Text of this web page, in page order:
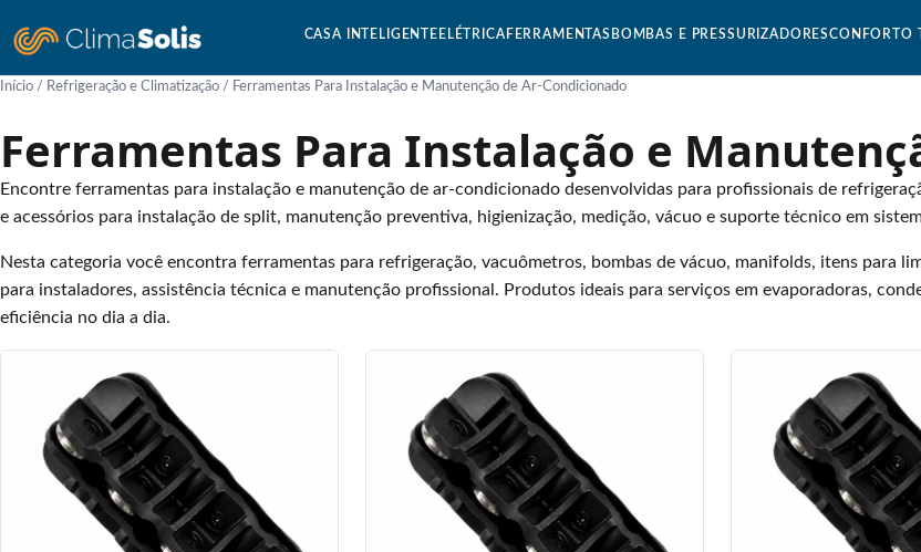
CASA INTELIGENTE ELÉTRICA FERRAMENTAS BOMBAS E PRESSURIZADORESCONFORTO
Início / Refrigeração e Climatização / Ferramentas Para Instalação e Manutenção de Ar-Condicionado
Ferramentas Para Instalação e
Encontre ferramentas para instalação e manutenção de ar-condicionado desenvolvidas para profissionais de
e acessórios para instalação de split, manutenção preventiva, higienização, medição, vácuo e suporte técnico em
Nesta categoria você encontra ferramentas para refrigeração, vacuômetros, bombas de vácuo, manifolds, itens para
para instaladores, assistência técnica e manutenção profissional. Produtos ideais para serviços em evaporadoras,
eficiência no dia a dia.